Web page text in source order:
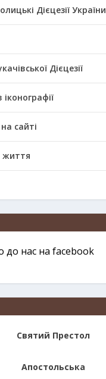
Дієцезії України
Дієцезії
сайті
життя
до нас на facebook
Святий Престол
Апостольська